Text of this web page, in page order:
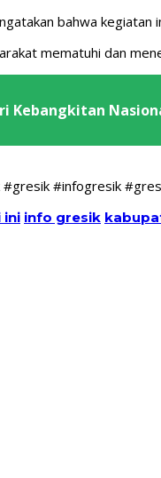
bahwa kegiatan
mematuhi dan
Kebangkitan
#infogresik
ini info gresik